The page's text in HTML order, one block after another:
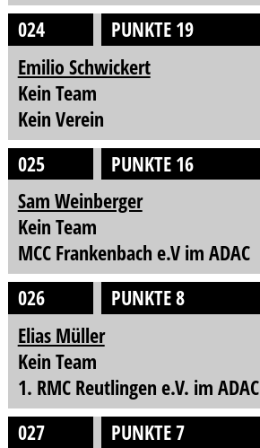
024
PUNKTE 19
Emilio Schwickert
Kein Team
Kein Verein
025
PUNKTE 16
Sam Weinberger
Kein Team
MCC Frankenbach e.V im ADAC
026
PUNKTE 8
Elias Müller
Kein Team
1. RMC Reutlingen e.V. im ADAC
027
PUNKTE 7